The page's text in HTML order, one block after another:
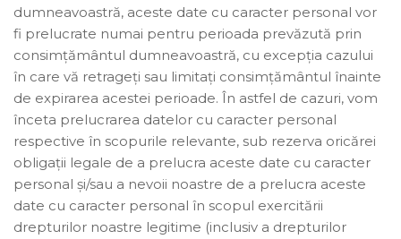
dumneavoastră, aceste date cu caracter personal vor
fi prelucrate numai pentru perioada prevăzută prin
consimțământul dumneavoastră, cu excepția cazului
în care vă retrageți sau limitați consimțământul înainte
de expirarea acestei perioade. În astfel de cazuri, vom
înceta prelucrarea datelor cu caracter personal
respective în scopurile relevante, sub rezerva oricărei
obligații legale de a prelucra aceste date cu caracter
personal și/sau a nevoii noastre de a prelucra aceste
date cu caracter personal în scopul exercitării
drepturilor noastre legitime (inclusiv a drepturilor